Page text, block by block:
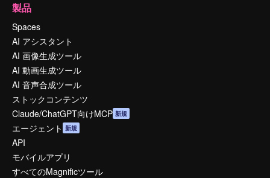
製品
Spaces
AI アシスタント
AI 画像生成ツール
AI 動画生成ツール
AI 音声合成ツール
ストックコンテンツ
Claude/ChatGPT向けMCP 新規
エージェント 新規
API
モバイルアプリ
すべてのMagnificツール